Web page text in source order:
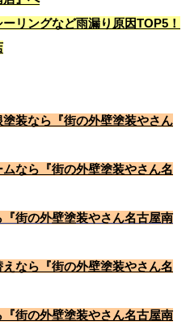
リングなど雨漏り原因TOP5！
装なら『街の外壁塗装やさん
なら『街の外壁塗装やさん名
街の外壁塗装やさん名古屋南
なら『街の外壁塗装やさん名
街の外壁塗装やさん名古屋南